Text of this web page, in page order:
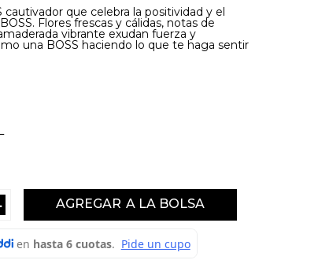
cautivador que celebra la positividad y el
Flores frescas y cálidas, notas de
vibrante exudan fuerza y
una BOSS haciendo lo que te haga sentir
AGREGAR